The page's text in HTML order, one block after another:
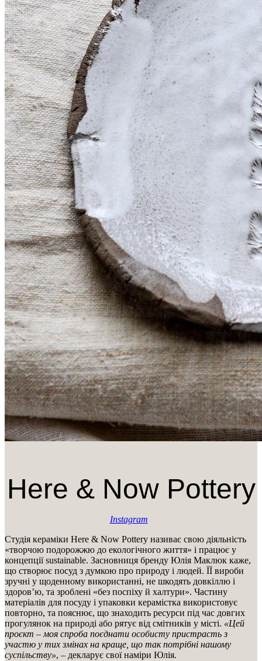
Here & Now Pottery
Instagram
Студія кераміки Here & Now Pottery називає свою діяльність
«творчою подорожжю до екологічного життя» і працює у
концепції sustainable. Засновниця бренду Юлія Маклюк каже,
що створює посуд з думкою про природу і людей. ЇЇ вироби
зручні у щоденному використанні, не шкодять довкіллю і
здоров’ю, та зроблені «без поспіху й халтури». Частину
матеріалів для посуду і упаковки керамістка використовує
повторно, та пояснює, що знаходить ресурси під час довгих
прогулянок на природі або рятує від смітників у місті. «Цей
проєкт – моя спроба поєднати особисту пристрасть з
участю у тих змінах на краще, що так потрібні нашому
суспільству», – декларує свої наміри Юлія.